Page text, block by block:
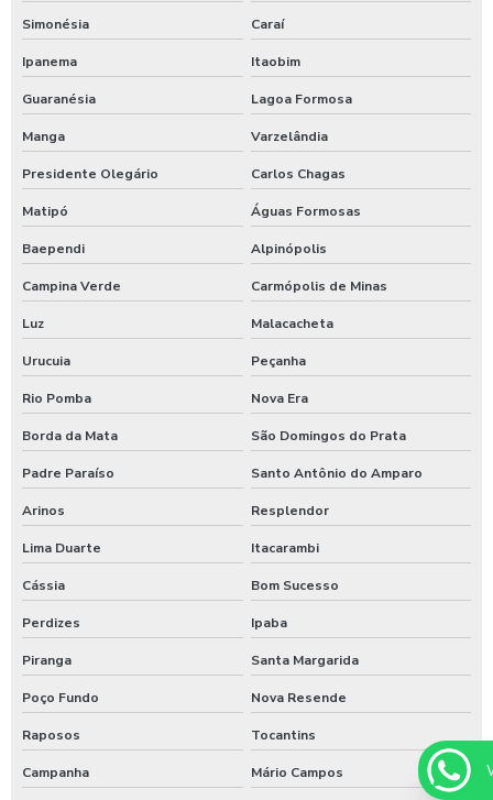
Simonésia Caraí
Ipanema Itaobim
Guaranésia Lagoa Formosa
Manga Varzelândia
Presidente Olegário Carlos Chagas
Matipó Águas Formosas
Baependi Alpinópolis
Campina Verde Carmópolis de Minas
Luz Malacacheta
Urucuia Peçanha
Rio Pomba Nova Era
Borda da Mata São Domingos do Prata
Padre Paraíso Santo Antônio do Amparo
Arinos Resplendor
Lima Duarte Itacarambi
Cássia Bom Sucesso
Perdizes Ipaba
Piranga Santa Margarida
Poço Fundo Nova Resende
Raposos Tocantins
Campanha Mário Campos